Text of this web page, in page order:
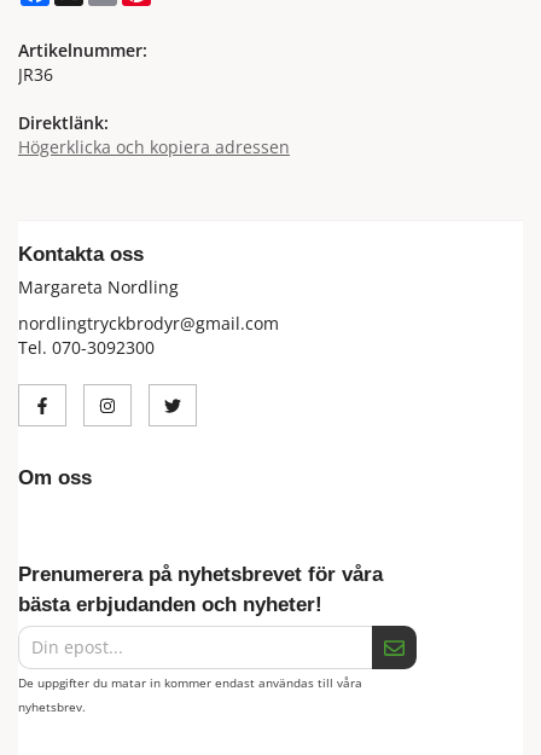
Artikelnummer:
JR36
Direktlänk:
Högerklicka och kopiera adressen
Kontakta oss
Margareta Nordling
nordlingtryckbrodyr@gmail.com
Tel. 070-3092300
Om oss
Prenumerera på nyhetsbrevet för våra
bästa erbjudanden och nyheter!
De uppgifter du matar in kommer endast användas till våra
nyhetsbrev.